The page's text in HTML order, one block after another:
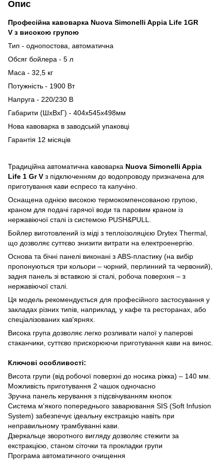
Опис
Професійна кавоварка Nuova Simonelli Appia Life 1GR
V з високою групою
Тип - однопостова, автоматична
Обсяг бойлера - 5 л
Маса - 32,5 кг
Потужність - 1900 Вт
Напруга - 220/230 В
Габарити (ШхВхГ) - 404х545х498мм
Нова кавоварка в заводській упаковці
Гарантія 12 місяців
Традиційна автоматична кавоварка Nuova Simonelli Appia
Life 1 Gr V з підключенням до водопроводу призначена для
приготування кави еспресо та капучіно.
Оснащена однією високою термокомпенсованою групою,
краном для подачі гарячої води та паровим краном із
нержавіючої сталі із системою PUSH&PULL.
Бойлер виготовлений із міді з теплоізоляцією Drytex Thermal,
що дозволяє суттєво знизити витрати на електроенергію.
Основа та бічні панелі виконані з ABS-пластику (на вибір
пропонуються три кольори – чорний, перлинний та червоний),
задня панель зі вставкою зі сталі, робоча поверхня – з
нержавіючої сталі.
Ця модель рекомендується для професійного застосування у
закладах різних типів, наприклад, у кафе та ресторанах, або
спеціалізованих кав'ярнях.
Висока група дозволяє легко розливати напої у паперові
стаканчики, суттєво прискорюючи приготування кави на винос.
Ключові особливості:
Висота групи (від робочої поверхні до носика ріжка) – 140 мм.
Можливість приготування 2 чашок одночасно
Зручна панель керування з підсвічуванням кнопок
Система м'якого попереднього заварювання SIS (Soft Infusion
System) забезпечує ідеальну екстракцію навіть при
неправильному трамбуванні кави.
Дзеркальце зворотного вигляду дозволяє стежити за
екстракцією, станом сіточки та прокладки групи
Програма автоматичного очищення